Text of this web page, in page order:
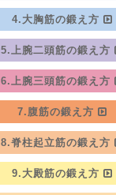
4.大胸筋の鍛え方
5.上腕二頭筋の鍛え方
6.上腕三頭筋の鍛え方
7.腹筋の鍛え方
8.脊柱起立筋の鍛え方
9.大殿筋の鍛え方